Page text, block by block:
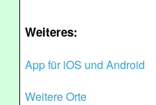
Weiteres:
App für iOS und Android
Weitere Orte